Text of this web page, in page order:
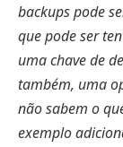
backups pode
que pode ser
uma chave de
também, uma
não sabem o
exemplo